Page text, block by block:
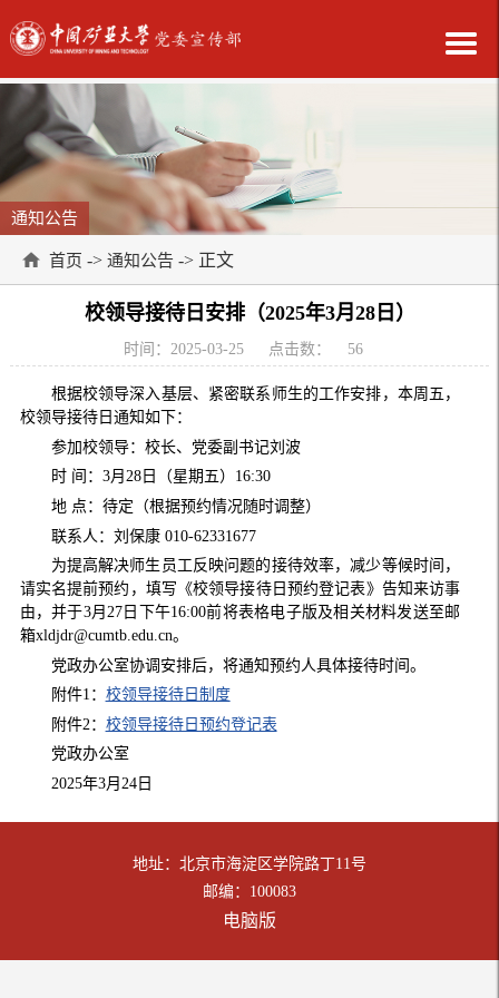
通知公告
首页 -> 通知公告 -> 正文
校领导接待日安排（2025年3月28日）
时间：2025-03-25 点击数： 56
根据校领导深入基层、紧密联系师生的工作安排，本周五，
校领导接待日通知如下：
参加校领导：校长、党委副书记刘波
时 间：3月28日（星期五）16:30
地 点：待定（根据预约情况随时调整）
联系人：刘保康 010-62331677
为提高解决师生员工反映问题的接待效率，减少等候时间，
请实名提前预约，填写《校领导接待日预约登记表》告知来访事
由，并于3月27日下午16:00前将表格电子版及相关材料发送至邮
箱xldjdr@cumtb.edu.cn。
党政办公室协调安排后，将通知预约人具体接待时间。
附件1： 校领导接待日制度
附件2： 校领导接待日预约登记表
党政办公室
2025年3月24日
地址：北京市海淀区学院路丁11号
邮编：100083
电脑版